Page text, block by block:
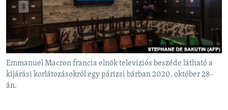
EURÓPAI UNIÓ
VILÁG
KLÍMAVÁLTOZÁS
A MÚLT TANULSÁGAI
Emmanuel Macron francia elnök televíziós beszéde látható a
kijárási korlátozásokról egy párizsi bárban 2020. október 28-
án.